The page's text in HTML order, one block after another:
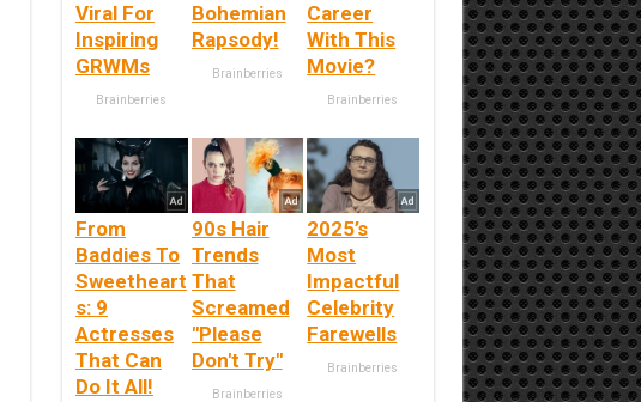
Viral For
Inspiring
GRWMs
Brainberries
Bohemian
Rapsody!
Brainberries
Career
With This
Movie?
Brainberries
From
Baddies To
Sweetheart
s: 9
Actresses
That Can
Do It All!
90s Hair
Trends
That
Screamed
"Please
Don't Try"
Brainberries
2025’s
Most
Impactful
Celebrity
Farewells
Brainberries